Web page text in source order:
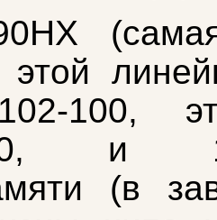
этой
100,
и
(в